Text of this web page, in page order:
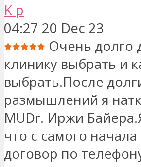
K p
04:27 20 Dec 23
Очень долго
клинику выбрать и
выбрать.После
размышлений я
MUDr. Иржи
что с самого
договор по